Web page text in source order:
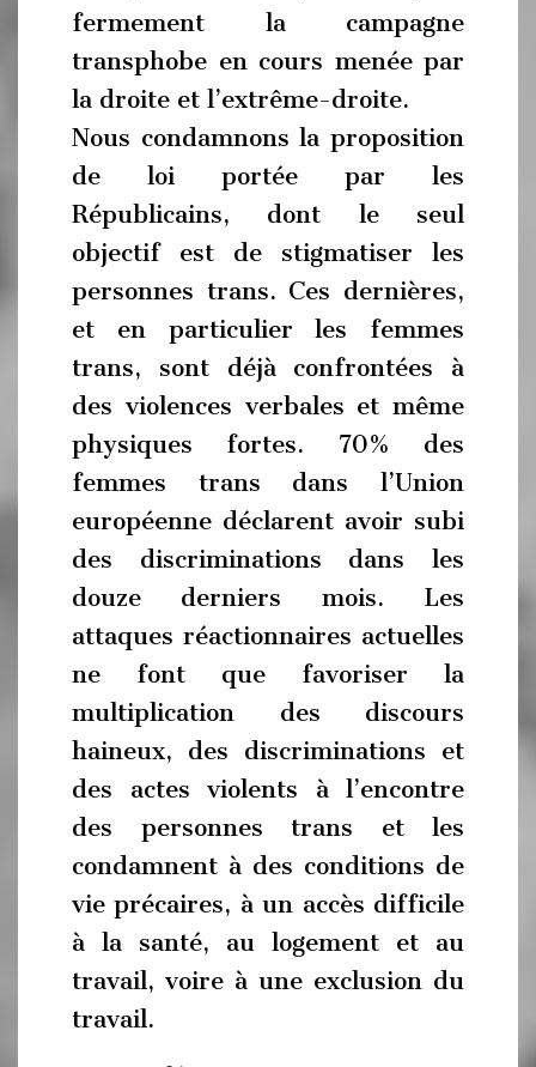
fermement la campagne
transphobe en cours menée par
la droite et l’extrême-droite.
Nous condamnons la proposition
de loi portée par les
Républicains, dont le seul
objectif est de stigmatiser les
personnes trans. Ces dernières,
et en particulier les femmes
trans, sont déjà confrontées à
des violences verbales et même
physiques fortes. 70% des
femmes trans dans l’Union
européenne déclarent avoir subi
des discriminations dans les
douze derniers mois. Les
attaques réactionnaires actuelles
ne font que favoriser la
multiplication des discours
haineux, des discriminations et
des actes violents à l’encontre
des personnes trans et les
condamnent à des conditions de
vie précaires, à un accès difficile
à la santé, au logement et au
travail, voire à une exclusion du
travail.